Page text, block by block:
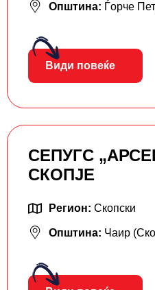
Општина: Ѓорче
Види повеќе
СЕПУГС
СКОПЈЕ
Регион: Скопски
Општина: Чаир